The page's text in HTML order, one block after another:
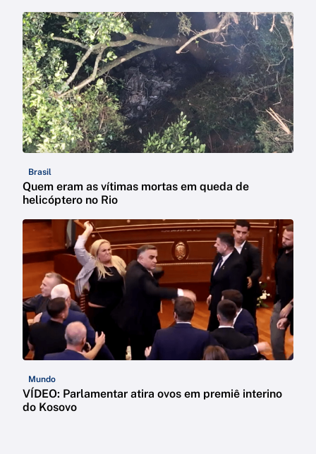
Brasil
Quem eram as vítimas mortas em queda de
helicóptero no Rio
Mundo
VÍDEO: Parlamentar atira ovos em premiê interino
do Kosovo